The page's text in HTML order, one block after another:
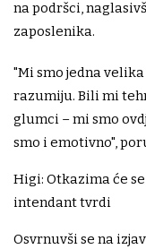
na podršci,
zaposlenika.
"Mi smo jedna
razumiju. Bili mi
glumci – mi smo
smo i emotivno",
Higi: Otkazima će
intendant tvrdi
Osvrnuvši se na